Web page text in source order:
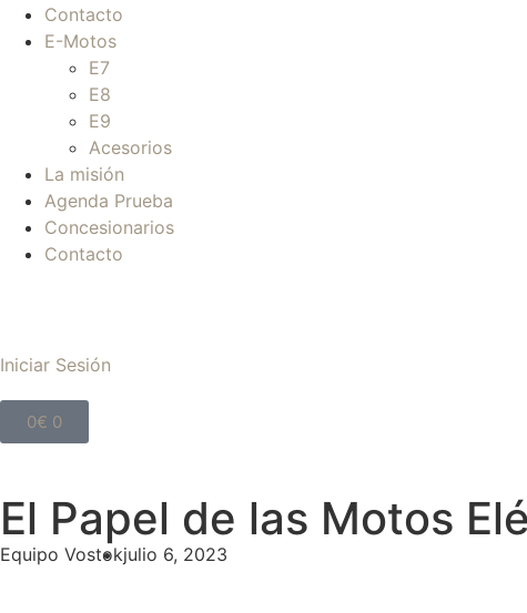
Contacto
E-Motos
E7
E8
E9
Acesorios
La misión
Agenda Prueba
Concesionarios
Contacto
Iniciar Sesión
0€ 0
El Papel de las Motos
Equipo Vostokjulio 6, 2023